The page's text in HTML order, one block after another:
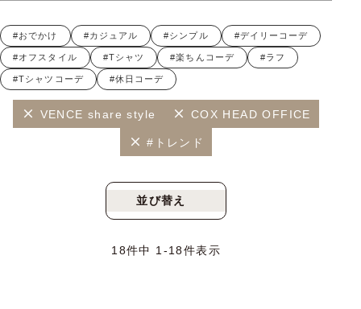
#おでかけ #カジュアル #シンプル #デイリーコーデ
#オフスタイル #Tシャツ #楽ちんコーデ #ラフ
#Tシャツコーデ #休日コーデ
VENCE share style COX HEAD OFFICE
#トレンド
並び替え
18件中 1 -18件表示